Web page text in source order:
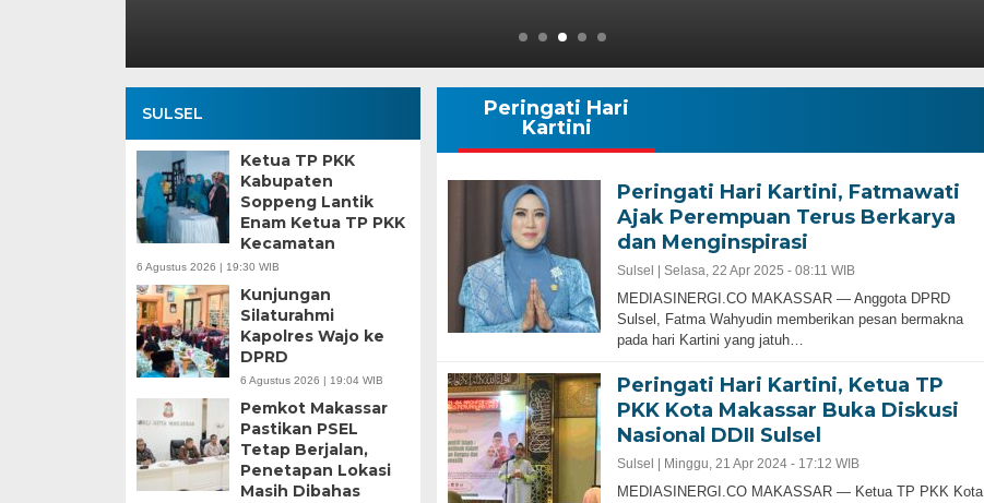
SULSEL
Ketua TP PKK
Kabupaten
Soppeng Lantik
Enam Ketua TP PKK
Kecamatan
6 Agustus 2026 | 19:30 WIB
Kunjungan
Silaturahmi
Kapolres Wajo ke
DPRD
6 Agustus 2026 | 19:04 WIB
Pemkot Makassar
Pastikan PSEL
Tetap Berjalan,
Penetapan Lokasi
Masih Dibahas
Peringati Hari
Kartini
Peringati Hari Kartini, Fatmawati
Ajak Perempuan Terus Berkarya
dan Menginspirasi
Sulsel | Selasa, 22 Apr 2025 - 08:11 WIB
MEDIASINERGI.CO MAKASSAR — Anggota DPRD
Sulsel, Fatma Wahyudin memberikan pesan bermakna
pada hari Kartini yang jatuh…
Peringati Hari Kartini, Ketua TP
PKK Kota Makassar Buka Diskusi
Nasional DDII Sulsel
Sulsel | Minggu, 21 Apr 2024 - 17:12 WIB
MEDIASINERGI.CO MAKASSAR — Ketua TP PKK Kota